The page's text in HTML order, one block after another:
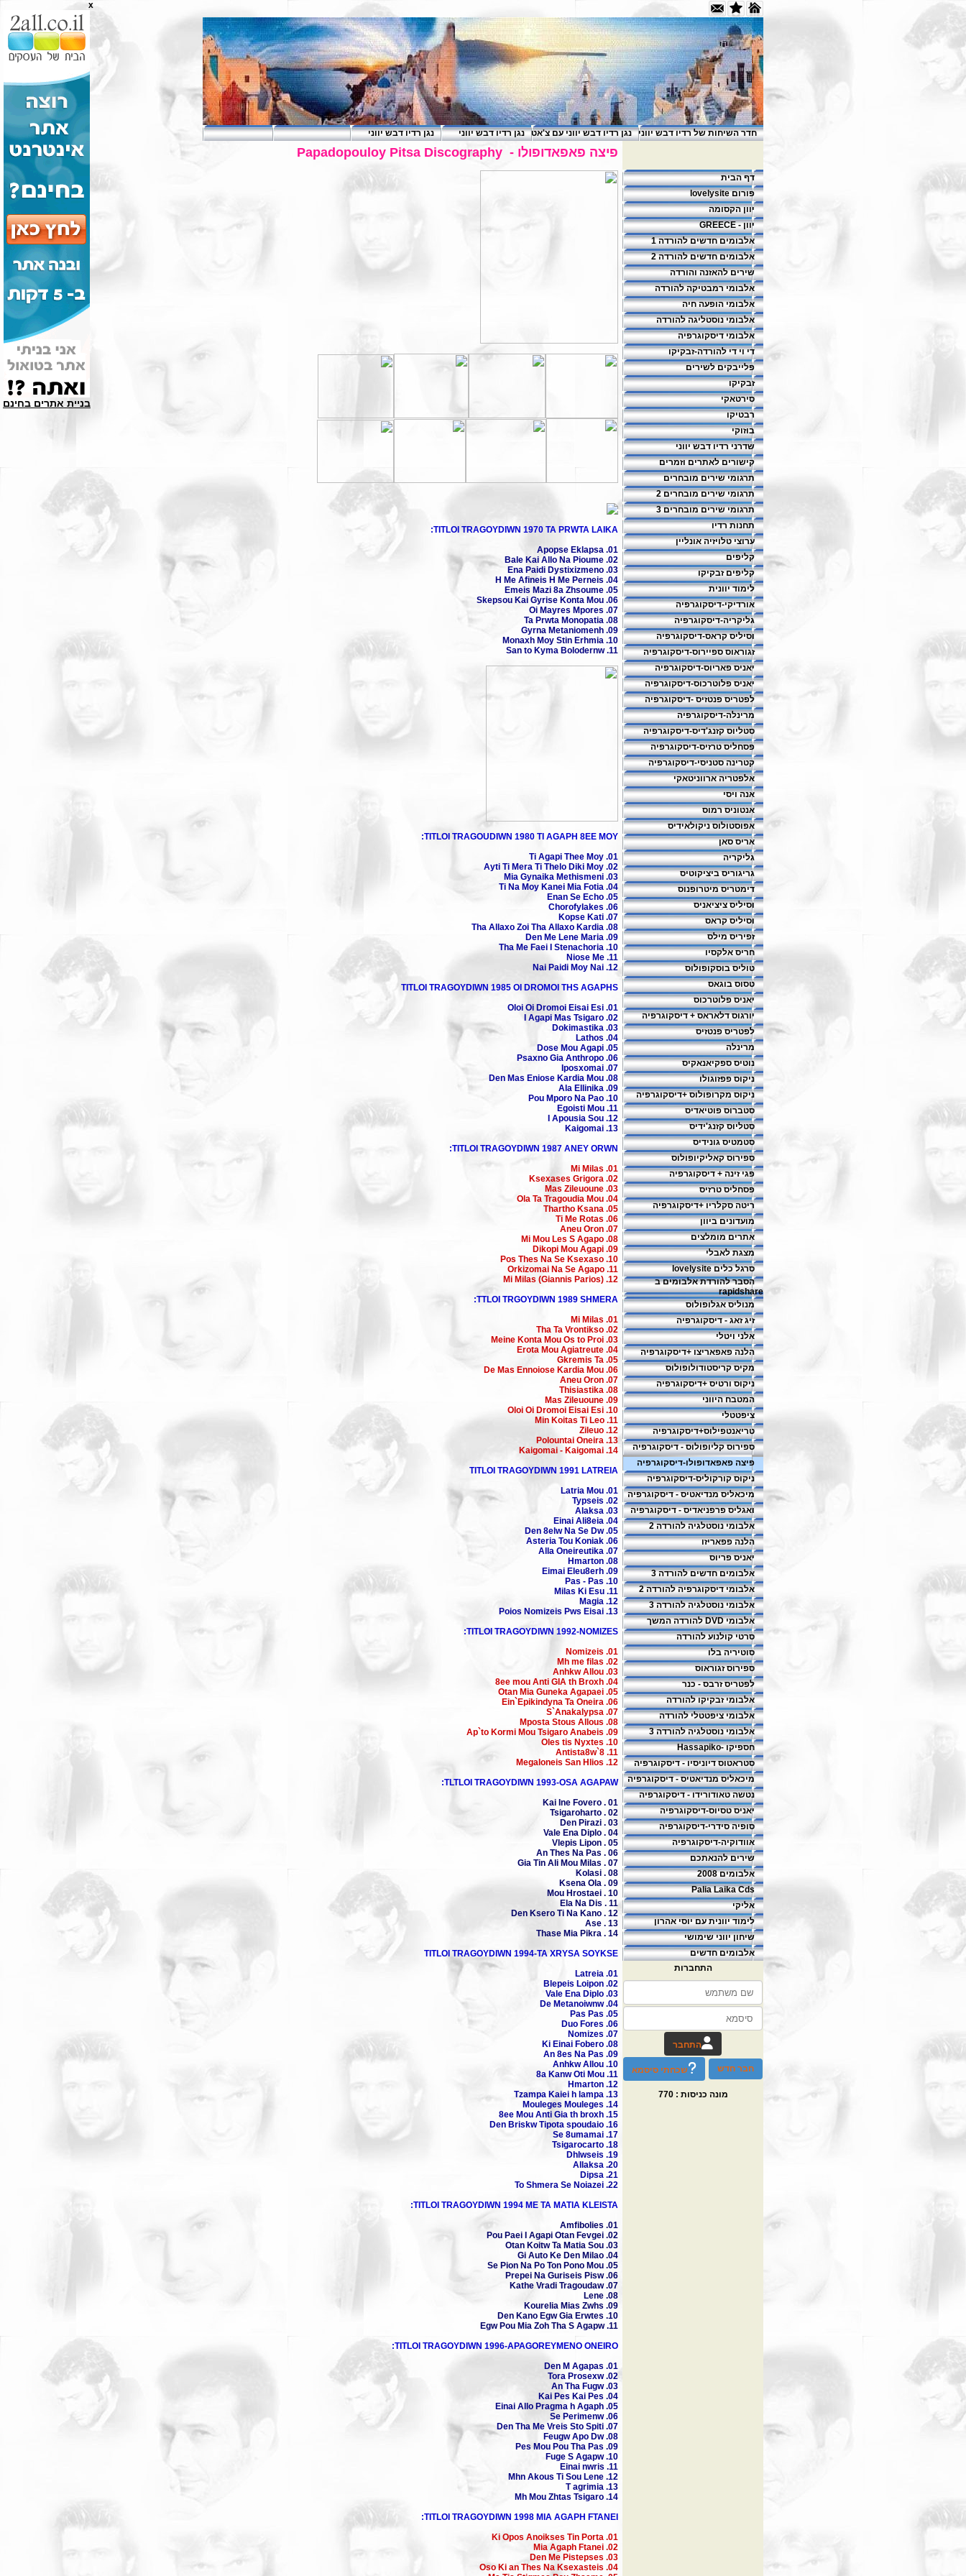
x
בניית אתרים בחינם
חדר השיחות של רדיו דבש יווני נגן רדיו דבש יווני עם צ'אט נגן רדיו דבש יווני נגן רדיו דבש יווני
דף הבית
פורום lovelysite
יוון הקסומה
יוון - GREECE
אלבומים חדשים להורדה 1
אלבומים חדשים להורדה 2
שירים להאזנה והורדה
אלבומי רמבטיקה להורדה
אלבומי הופעה חיה
אלבומי נוסטליגה להורדה
אלבומי דיסקוגרפיה
די וי די להורדה-זבקיקו
פלייבקים לשירים
זבקיקו
סירטאקי
רבטיקו
בוזוקי
שדרני רדיו דבש יווני
קישורים לאתרים וזמרים
תרגומי שירים מובחרים
תרגומי שירים מובחרים 2
תרגומי שירים מובחרים 3
תחנות רדיו
ערוצי טלויזיה אונליין
קליפים
קליפים זבקיקו
לימוד יוונית
אורדיקי-דיסקוגרפיה
גליקריה-דיסקוגרפיה
וסיליס קראס-דיסקוגרפיה
זגוראוס ספיירוס-דיסקוגרפיה
יאניס פאריוס-דיסקוגרפיה
יאניס פלוטרכוס-דיסקוגרפיה
לפטריס פנטזיס -דיסקוגרפיה
מרינלה-דיסקוגרפיה
סטליוס קזנג'דיס-דיסקוגרפיה
פסחליס טרזיס-דיסקוגרפיה
קטרינה סטניסי-דיסקוגרפיה
אלפטריה ארווניטאקי
אנה ויסי
אנטוניס רמוס
אפוסטולוס ניקולאידיס
אריס סאן
גליקריה
גריגוריס ביציקוטיס
דימטריס מיטרופנוס
וסיליס ציציאניס
וסיליס קראס
זפיריס מילס
חריס אלקסיו
טוליס בוסקופולוס
טסוס בוגאס
יאניס פלוטרכוס
יורגוס דלאראס + דיסקוגרפיה
לפטריס פנטזיס
מרינלה
נוטיס ספקיאנאקיס
ניקוס פפזוגולו
ניקוס מקרופולוס +דיסקוגרפיה
סטברוס פוטיאדיס
סטליוס קזנג'ידיס
סטמטיס גונידיס
ספירוס קאליקיופולוס
פגי זינה + דיסקוגרפיה
פסחליס טרזיס
ריטה סקלריו +דיסקוגרפיה
מועדונים ביוון
אתרים מומלצים
מצגת לאבלי
סרגל כלים lovelysite
הסבר להורדת אלבומים ב
rapidshare
מנוליס אגלופולוס
זיג זאג - דיסקוגרפיה
אלני ויטלי
הלנה פאפאריצו +דיסקוגרפיה
מקיס קריסטודולופולוס
ניקוס ורטיס +דיסקוגרפיה
המטבח היווני
ציפטטלי
טריאנטפילוס+דיסקוגרפיה
ספירוס קליופולוס - דיסקוגרפיה
פיצה פאפאדופולו-דיסקוגרפיה
ניקוס קורקוליס-דיסקוגרפיה
מיכאליס מנדיאטיס - דיסקוגרפיה
ואגליס פרפניאדיס - דיסקוגרפיה
אלבומי נוסטלגיה להורדה 2
הלנה פפאריזו
יאניס פריוס
אלבומים חדשים להורדה 3
אלבומי דיסקוגרפיה להורדה 2
אלבומי נוסטלגיה להורדה 3
אלבומי DVD להורדה המשך
סרטי קולנוע להורדה
סוטיריה בלו
ספירוס זגוראוס
לפטריס זרבס - כנר
אלבומי זבקיקו להורדה
אלבומי ציפטטלי להורדה
אלבומי נוסטלגיה להורדה 3
חספיקו -Hassapiko
סטראטוס דיוניסיו - דיסקוגרפיה
מיכאליס מנדיאטיס - דיסקוגרפיה
נטשה טאודורידו - דיסקוגרפיה
יאניס טסיוס-דיסקוגרפיה
סופיה סידרי-דיסקוגרפיה
אוודוקיה-דיסקוגרפיה
שירים להנאתכם
אלבומים 2008
Palia Laika Cds
אליקי
לימוד יוונית עם יוסי אהרון
שיחון יווני שימושי
אלבומים חדשים
התחברות
התחבר
חבר חדש שכחתי סיסמא
מונה כניסות :770
פיצה פאפאדופולו - Papadopouloy Pitsa Discography
TITLOI TRAGOYDIWN 1970 TA PRWTA LAIKA:
01. Apopse Eklapsa
02. Bale Kai Allo Na Pioume
03. Ena Paidi Dystixizmeno
04. H Me Afineis H Me Perneis
05. Emeis Mazi 8a Zhsoume
06. Skepsou Kai Gyrise Konta Mou
07. Oi Mayres Mpores
08. Ta Prwta Monopatia
09. Gyrna Metaniomenh
10. Monaxh Moy Stin Erhmia
11. San to Kyma Bolodernw
TITLOI TRAGOUDIWN 1980 TI AGAPH 8EE MOY:
01. Ti Agapi Thee Moy
02. Ayti Ti Mera Ti Thelo Diki Moy
03. Mia Gynaika Methismeni
04. Ti Na Moy Kanei Mia Fotia
05. Enan Se Echo
06. Chorofylakes
07. Kopse Kati
08. Tha Allaxo Zoi Tha Allaxo Kardia
09. Den Me Lene Maria
10. Tha Me Faei I Stenachoria
11. Niose Me
12. Nai Paidi Moy Nai
TITLOI TRAGOYDIWN 1985 OI DROMOI THS AGAPHS
01. Oloi Oi Dromoi Eisai Esi
02. I Agapi Mas Tsigaro
03. Dokimastika
04. Lathos
05. Dose Mou Agapi
06. Psaxno Gia Anthropo
07. Iposxomai
08. Den Mas Eniose Kardia Mou
09. Ala Ellinika
10. Pou Mporo Na Pao
11. Egoisti Mou
12. I Apousia Sou
13. Kaigomai
TITLOI TRAGOYDIWN 1987 ANEY ORWN:
01. Mi Milas
02. Ksexases Grigora
03. Mas Zileuoune
04. Ola Ta Tragoudia Mou
05. Thartho Ksana
06. Ti Me Rotas
07. Aneu Oron
08. Mi Mou Les S Agapo
09. Dikopi Mou Agapi
10. Pos Thes Na Se Ksexaso
11. Orkizomai Na Se Agapo
12. Mi Milas (Giannis Parios)
TTLOI TRGOYDIWN 1989 SHMERA:
01. Mi Milas
02. Tha Ta Vrontikso
03. Meine Konta Mou Os to Proi
04. Erota Mou Agiatreute
05. Gkremis Ta
06. De Mas Ennoiose Kardia Mou
07. Aneu Oron
08. Thisiastika
09. Mas Zileuoune
10. Oloi Oi Dromoi Eisai Esi
11. Min Koitas Ti Leo
12. Zileuo
13. Polountai Oneira
14. Kaigomai - Kaigomai
TITLOI TRAGOYDIWN 1991 LATREIA
01. Latria Mou
02. Typseis
03. Alaksa
04. Einai Ali8eia
05. Den 8elw Na Se Dw
06. Asteria Tou Koniak
07. Alla Oneireutika
08. Hmarton
09. Eimai Eleu8erh
10. Pas - Pas
11. Milas Ki Esu
12. Magia
13. Poios Nomizeis Pws Eisai
TITLOI TRAGOYDIWN 1992-NOMIZES:
01. Nomizeis
02. Mh me filas
03. Anhkw Allou
04. 8ee mou Anti GIA th Broxh
05. Otan Mia Guneka Agapaei
06. Ein`Epikindyna Ta Oneira
07. S`Anakalypsa
08. Mposta Stous Allous
09. Ap`to Kormi Mou Tsigaro Anabeis
10. Oles tis Nyxtes
11. 8`Antista8w
12. Megaloneis San Hlios
TLTLOI TRAGOYDIWN 1993-OSA AGAPAW:
01 . Kai Ine Fovero
02 . Tsigaroharto
03 . Den Pirazi
04 . Vale Ena Diplo
05 . Vlepis Lipon
06 . An Thes Na Pas
07 . Gia Tin Ali Mou Milas
08 . Kolasi
09 . Ksena Ola
10 . Mou Hrostaei
11 . Ela Na Dis
12 . Den Ksero Ti Na Kano
13 . Ase
14 . Thase Mia Pikra
TITLOI TRAGOYDIWN 1994-TA XRYSA SOYKSE
01. Latreia
02. Blepeis Loipon
03. Vale Ena Diplo
04. De Metanoiwnw
05. Pas Pas
06. Duo Fores
07. Nomizes
08. Ki Einai Fobero
09. An 8es Na Pas
10. Anhkw Allou
11. 8a Kanw Oti Mou
12. Hmarton
13. Tzampa Kaiei h lampa
14. Mouleges Mouleges
15. 8ee Mou Anti Gia th broxh
16. Den Briskw Tipota spoudaio
17. Se 8umamai
18. Tsigarocarto
19. Dhlwseis
20. Allaksa
21. Dipsa
22. To Shmera Se Noiazei
TITLOI TRAGOYDIWN 1994 ME TA MATIA KLEISTA:
01. Amfibolies
02. Pou Paei I Agapi Otan Fevgei
03. Otan Koitw Ta Matia Sou
04. Gi Auto Ke Den Milao
05. Se Pion Na Po Ton Pono Mou
06. Prepei Na Guriseis Pisw
07. Kathe Vradi Tragoudaw
08. Lene
09. Kourelia Mias Zwhs
10. Den Kano Egw Gia Erwtes
11. Egw Pou Mia Zoh Tha S Agapw
TITLOI TRAGOYDIWN 1996-APAGOREYMENO ONEIRO:
01. Den M Agapas
02. Tora Prosexw
03. An Tha Fugw
04. Kai Pes Kai Pes
05. Einai Allo Pragma h Agaph
06. Se Perimenw
07. Den Tha Me Vreis Sto Spiti
08. Feugw Apo Dw
09. Pes Mou Pou Tha Pas
10. Fuge S Agapw
11. Einai nwris
12. Mhn Akous Ti Sou Lene
13. T agrimia
14. Mh Mou Zhtas Tsigaro
TITLOI TRAGOYDIWN 1998 MIA AGAPH FTANEI:
01. Ki Opos Anoikses Tin Porta
02. Mia Agaph Ftanei
03. Den Me Pistepses
04. Oso Ki an Thes Na Ksexasteis